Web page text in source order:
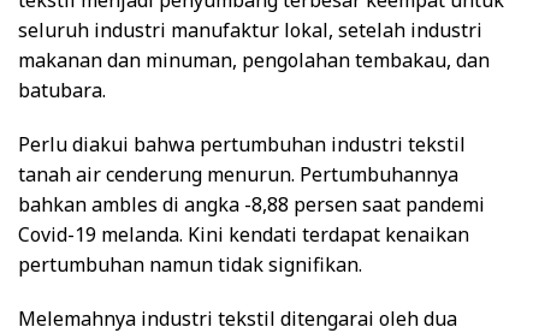
seluruh industri manufaktur lokal, setelah industri
makanan dan minuman, pengolahan tembakau, dan
batubara.
Perlu diakui bahwa pertumbuhan industri tekstil
tanah air cenderung menurun. Pertumbuhannya
bahkan ambles di angka -8,88 persen saat pandemi
Covid-19 melanda. Kini kendati terdapat kenaikan
pertumbuhan namun tidak signifikan.
Melemahnya industri tekstil ditengarai oleh dua